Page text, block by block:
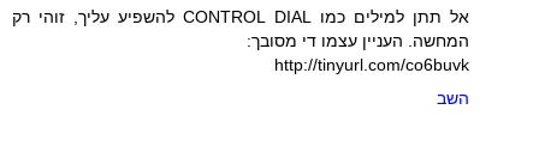
אל תתן למילים כמו CONTROL DIAL להשפיע עליך, זוהי רק
המחשה. העניין עצמו די מסובך:
http://tinyurl.com/co6buvk
השב